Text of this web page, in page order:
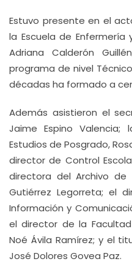
Estuvo presente en el
la Escuela de Enfermería
Adriana Calderón
programa de nivel
décadas ha formado a
Además asistieron el
Jaime Espino Valencia;
Estudios de Posgrado,
director de Control
directora del Archivo de
Gutiérrez Legorreta; el
Información y
el director de la
Noé Ávila Ramírez; y el
José Dolores Govea Paz.